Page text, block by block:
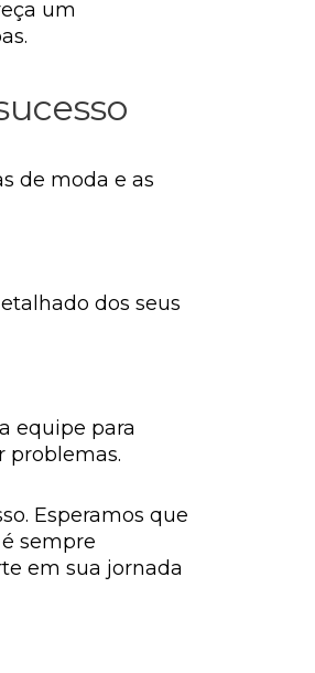
um
de moda e as
dos seus
equipe para
problemas.
Esperamos que
sempre
em sua jornada